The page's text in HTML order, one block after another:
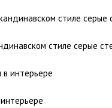
стиле серые